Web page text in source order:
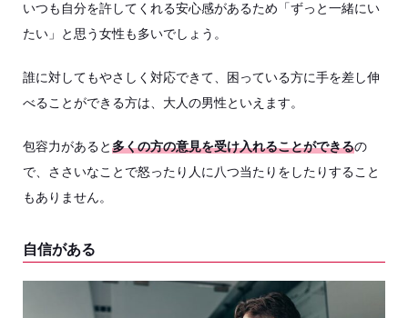
いつも自分を許してくれる安心感があるため「ずっと一緒にい
たい」と思う女性も多いでしょう。
誰に対してもやさしく対応できて、困っている方に手を差し伸
べることができる方は、大人の男性といえます。
包容力があると多くの方の意見を受け入れることができるの
で、ささいなことで怒ったり人に八つ当たりをしたりすること
もありません。
自信がある